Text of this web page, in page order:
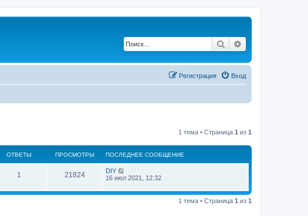
Поиск
Вход
Регистрация
1 тема • Страница 1 из 1
ОТВЕТЫ ПРОСМОТРЫ ПОСЛЕДНЕЕ СООБЩЕНИЕ
1 21824
DIY
16 июл 2021, 12:32
1 тема • Страница 1 из 1